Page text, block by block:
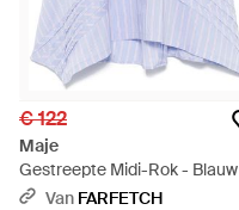
€ 122
Maje
Gestreepte Midi-Rok - Blauw
Van FARFETCH